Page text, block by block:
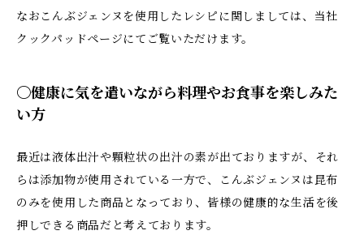
なおこんぶジェンヌを使用したレシピに関しましては、当社
クックパッドページにてご覧いただけます。
〇健康に気を遣いながら料理やお食事を楽しみた
い方
最近は液体出汁や顆粒状の出汁の素が出ておりますが、それ
らは添加物が使用されている一方で、こんぶジェンヌは昆布
のみを使用した商品となっており、皆様の健康的な生活を後
押しできる商品だと考えております。